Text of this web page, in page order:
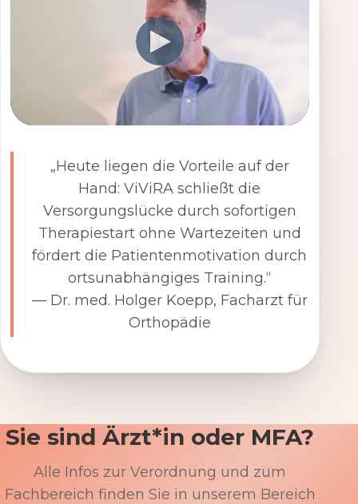
„Heute liegen die Vorteile auf der
Hand: ViViRA schließt die
Versorgungslücke durch sofortigen
Therapiestart ohne Wartezeiten und
fördert die Patientenmotivation durch
ortsunabhängiges Training.“
— Dr. med. Holger Koepp, Facharzt für
Orthopädie
Sie sind Ärzt*in oder MFA?
Alle Infos zur Verordnung und zum
Fachbereich finden Sie in unserem Bereich